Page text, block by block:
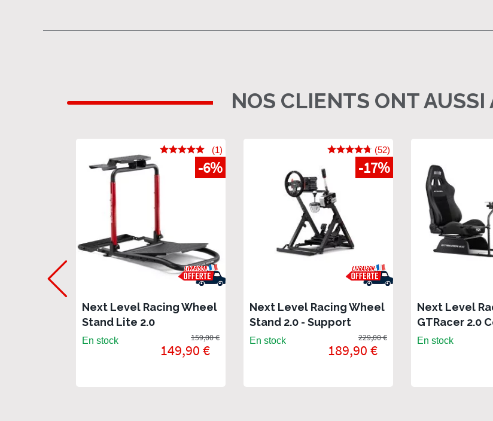
NOS CLIENTS ONT AUSSI
-6%
Next Level Racing Wheel
Stand Lite 2.0
(1)
En stock
149,90 €
159,00 €
-17%
Next Level Racing Wheel
Stand 2.0 - Support
Volant
(52)
En stock
189,90 €
229,00 €
Next Level
GTRacer 2.0
En stock